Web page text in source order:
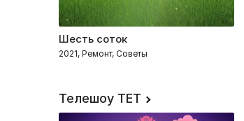
Шесть соток
2021, Ремонт, Советы
Телешоу ТЕТ